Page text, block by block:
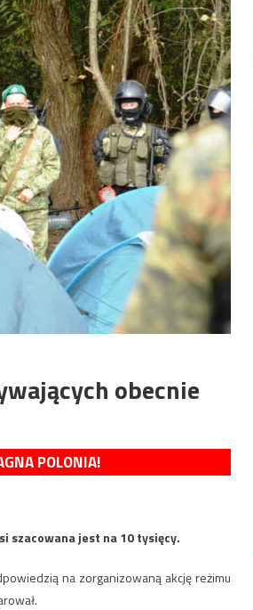
obecnie
POLONIA!
szacowana jest na 10 tysięcy.
na zorganizowaną akcję reżimu